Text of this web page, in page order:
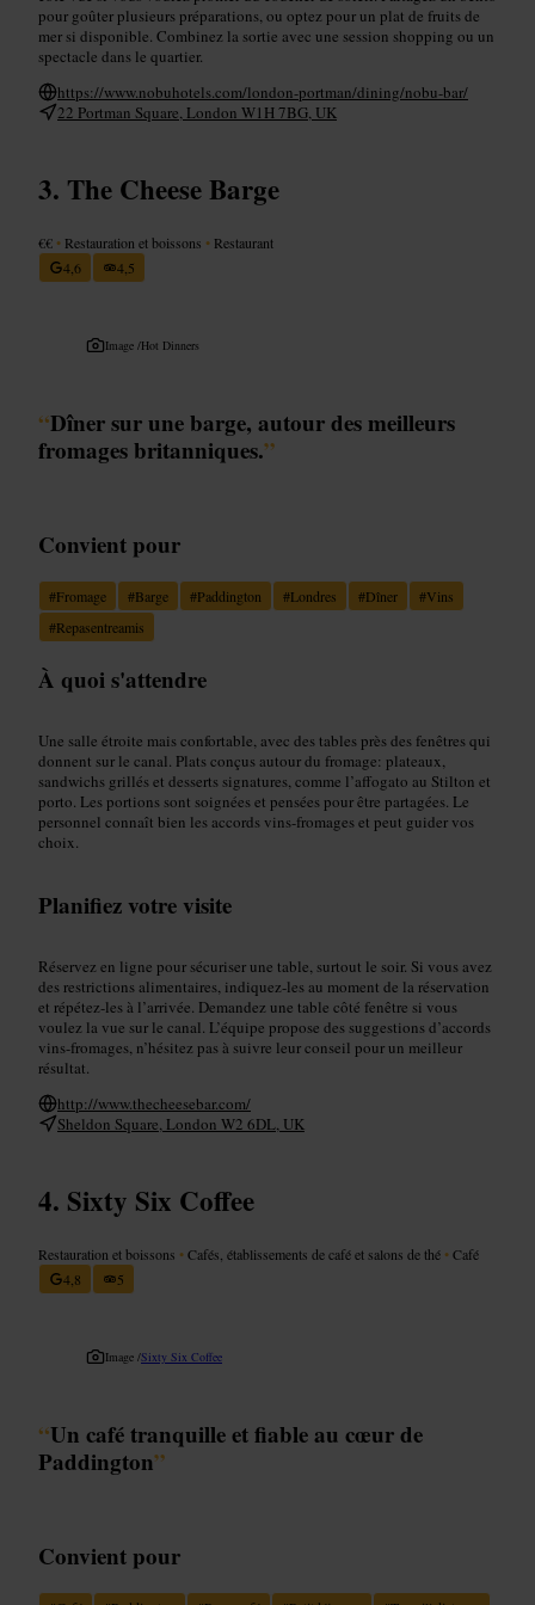
pour goûter plusieurs préparations, ou optez pour un plat de fruits de
mer si disponible. Combinez la sortie avec une session shopping ou un
spectacle dans le quartier.
https://www.nobuhotels.com/london-portman/dining/nobu-bar/
22 Portman Square, London W1H 7BG, UK
The Cheese Barge
€€ • Restauration et boissons • Restaurant
4,6
4,5
Image /Hot Dinners
“Dîner sur une barge, autour des meilleurs
fromages britanniques.”
Convient pour
#Fromage #Barge #Paddington #Londres #Dîner #Vins
#Repasentreamis
À quoi s'attendre
Une salle étroite mais confortable, avec des tables près des fenêtres qui
donnent sur le canal. Plats conçus autour du fromage: plateaux,
sandwichs grillés et desserts signatures, comme l’affogato au Stilton et
porto. Les portions sont soignées et pensées pour être partagées. Le
personnel connaît bien les accords vins-fromages et peut guider vos
choix.
Planifiez votre visite
Réservez en ligne pour sécuriser une table, surtout le soir. Si vous avez
des restrictions alimentaires, indiquez-les au moment de la réservation
et répétez-les à l’arrivée. Demandez une table côté fenêtre si vous
voulez la vue sur le canal. L’équipe propose des suggestions d’accords
vins-fromages, n’hésitez pas à suivre leur conseil pour un meilleur
résultat.
http://www.thecheesebar.com/
Sheldon Square, London W2 6DL, UK
Sixty Six Coffee
Restauration et boissons •Cafés, établissements de café et salons de thé •Café
4,8
5
Image /Sixty Six Coffee
“Un café tranquille et fiable au cœur de
Paddington”
Convient pour